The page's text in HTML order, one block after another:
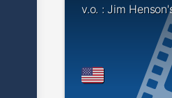
v.o. : Jim